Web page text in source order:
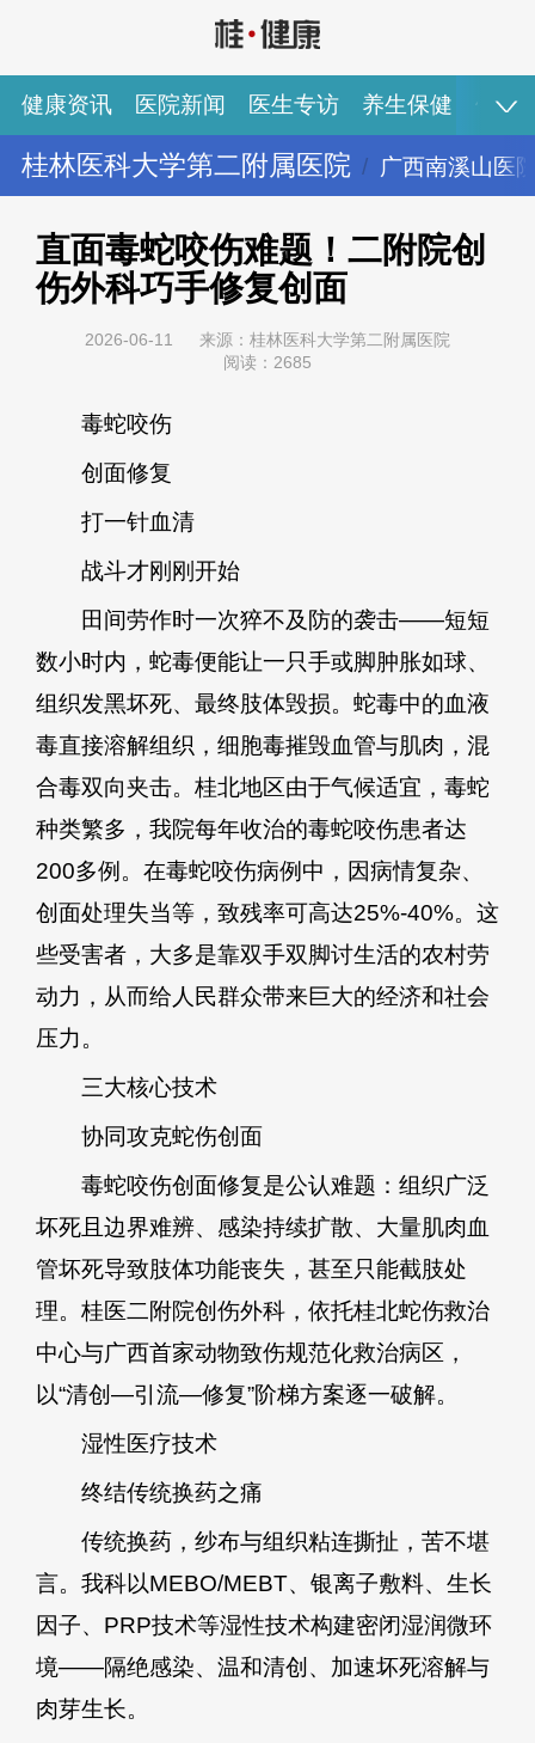
健康资讯 医院新闻 医生专访 养生保健 健康
桂林医科大学第二附属医院 广西南溪山医
健康资讯 医院新闻 医生专访 养生保健 健康视频
专家推荐 图说健康
直面毒蛇咬伤难题！二附院创
伤外科巧手修复创面
2026-06-11
来源：桂林医科大学第二附属医院
阅读：2685
毒蛇咬伤
创面修复
打一针血清
战斗才刚刚开始
田间劳作时一次猝不及防的袭击——短短
数小时内，蛇毒便能让一只手或脚肿胀如球、
组织发黑坏死、最终肢体毁损。蛇毒中的血液
毒直接溶解组织，细胞毒摧毁血管与肌肉，混
合毒双向夹击。桂北地区由于气候适宜，毒蛇
种类繁多，我院每年收治的毒蛇咬伤患者达
200多例。在毒蛇咬伤病例中，因病情复杂、
创面处理失当等，致残率可高达25%-40%。这
些受害者，大多是靠双手双脚讨生活的农村劳
动力，从而给人民群众带来巨大的经济和社会
压力。
三大核心技术
协同攻克蛇伤创面
毒蛇咬伤创面修复是公认难题：组织广泛
坏死且边界难辨、感染持续扩散、大量肌肉血
管坏死导致肢体功能丧失，甚至只能截肢处
理。桂医二附院创伤外科，依托桂北蛇伤救治
中心与广西首家动物致伤规范化救治病区，
以“清创—引流—修复”阶梯方案逐一破解。
湿性医疗技术
终结传统换药之痛
传统换药，纱布与组织粘连撕扯，苦不堪
言。我科以MEBO/MEBT、银离子敷料、生长
因子、PRP技术等湿性技术构建密闭湿润微环
境——隔绝感染、温和清创、加速坏死溶解与
肉芽生长。